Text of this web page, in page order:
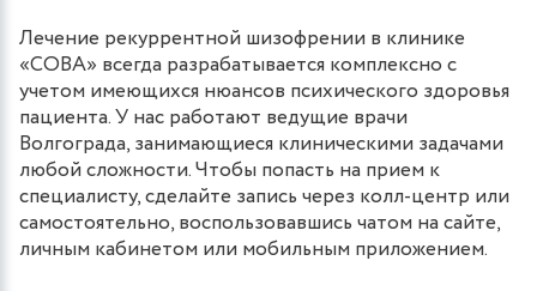
Лечение рекуррентной шизофрении в клинике
«СОВА» всегда разрабатывается комплексно с
учетом имеющихся нюансов психического здоровья
пациента. У нас работают ведущие врачи
Волгограда, занимающиеся клиническими задачами
любой сложности. Чтобы попасть на прием к
специалисту, сделайте запись через колл-центр или
самостоятельно, воспользовавшись чатом на сайте,
личным кабинетом или мобильным приложением.